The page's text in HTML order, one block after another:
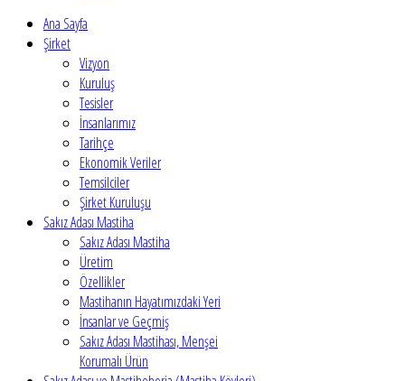
Ana Sayfa
Şirket
Vizyon
Kuruluş
Tesisler
İnsanlarımız
Tarihçe
Ekonomik Veriler
Temsilciler
Şirket Kuruluşu
Sakız Adası Mastiha
Sakız Adası Mastiha
Üretim
Özellikler
Mastihanın Hayatımızdaki Yeri
İnsanlar ve Geçmiş
Sakız Adası Mastihası, Menşei
Korumalı Ürün